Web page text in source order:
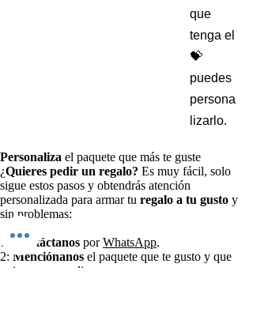
que
tenga el
💝
puedes
persona
lizarlo.
Personaliza el paquete que más te guste
¿Quieres pedir un regalo? Es muy fácil, solo
sigue estos pasos y obtendrás atención
personalizada para armar tu regalo a tu gusto y
sin problemas:
1:Contáctanos porWhatsApp.
2: Menciónanos el paquete que te gusto y que
quieres personalizar.